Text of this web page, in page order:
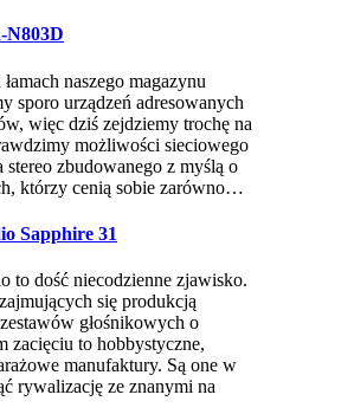
N803D
naszego magazynu
sporo urządzeń adresowanych
więc dziś zejdziemy trochę na
możliwości sieciowego
stereo zbudowanego z myślą o
którzy cenią sobie zarówno…
Sapphire 31
to dość niecodzienne zjawisko.
się produkcją
głośnikowych o
zacięciu to hobbystyczne,
manufaktury. Są one w
rywalizację ze znanymi na